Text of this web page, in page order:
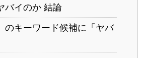
バイのか 結論
のキーワード候補に「ヤバ